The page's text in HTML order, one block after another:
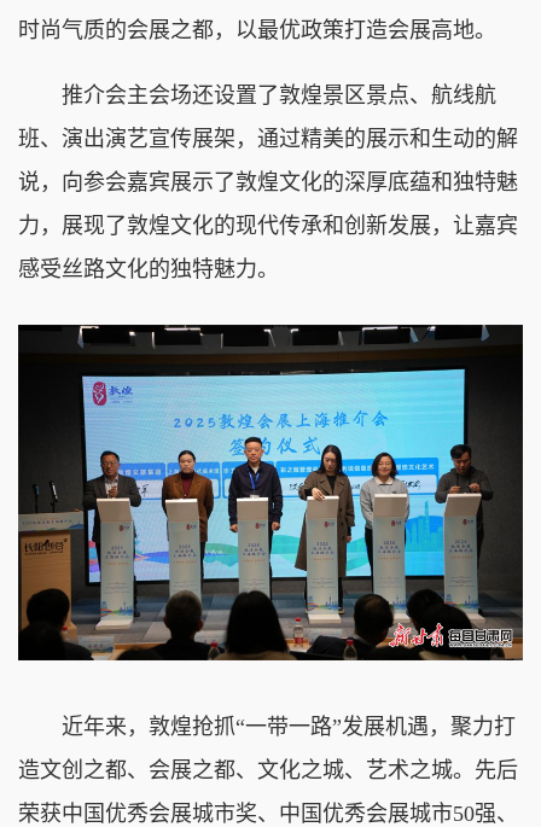
时尚气质的会展之都，以最优政策打造会展高地。
推介会主会场还设置了敦煌景区景点、航线航
班、演出演艺宣传展架，通过精美的展示和生动的解
说，向参会嘉宾展示了敦煌文化的深厚底蕴和独特魅
力，展现了敦煌文化的现代传承和创新发展，让嘉宾
感受丝路文化的独特魅力。
近年来，敦煌抢抓“一带一路”发展机遇，聚力打
造文创之都、会展之都、文化之城、艺术之城。先后
荣获中国优秀会展城市奖、中国优秀会展城市50强、